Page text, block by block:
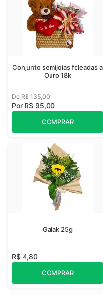
Conjunto semijoias foleadas a
Ouro 18k
De R$ 135,00
Por R$ 95,00
COMPRAR
Galak 25g
R$ 4,80
COMPRAR